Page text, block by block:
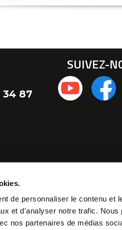
de personnaliser le contenu et
et d'analyser notre trafic.
nos partenaires de médias
34 87
SUIVEZ-